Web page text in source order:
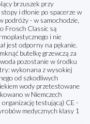
brzuszek przy
i dłonie po spacerze w
podróży - w samochodzie,
Frosch Classic są
i nie
jest odporny na pękanie.
butelkę grzewczą za
pozostanie w środku
wykonana z wysokiej
od szkodliwych
wody przetestowane
w Niemczech
testującą) CE -
medycznych klasy 1